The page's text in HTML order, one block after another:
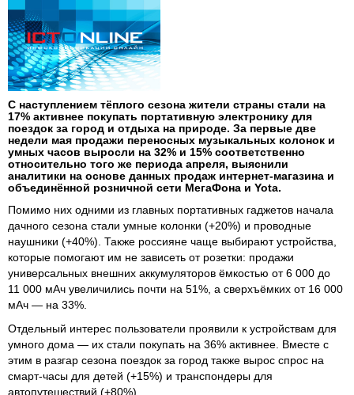
С наступлением тёплого сезона жители страны стали на
17% активнее покупать портативную электронику для
поездок за город и отдыха на природе. За первые две
недели мая продажи переносных музыкальных колонок и
умных часов выросли на 32% и 15% соответственно
относительно того же периода апреля, выяснили
аналитики на основе данных продаж интернет-магазина и
объединённой розничной сети МегаФона и Yota.
Помимо них одними из главных портативных гаджетов начала
дачного сезона стали умные колонки (+20%) и проводные
наушники (+40%). Также россияне чаще выбирают устройства,
которые помогают им не зависеть от розетки: продажи
универсальных внешних аккумуляторов ёмкостью от 6 000 до
11 000 мАч увеличились почти на 51%, а сверхъёмких от 16 000
мАч — на 33%.
Отдельный интерес пользователи проявили к устройствам для
умного дома — их стали покупать на 36% активнее. Вместе с
этим в разгар сезона поездок за город также вырос спрос на
смарт-часы для детей (+15%) и транспондеры для
автопутешествий (+80%).